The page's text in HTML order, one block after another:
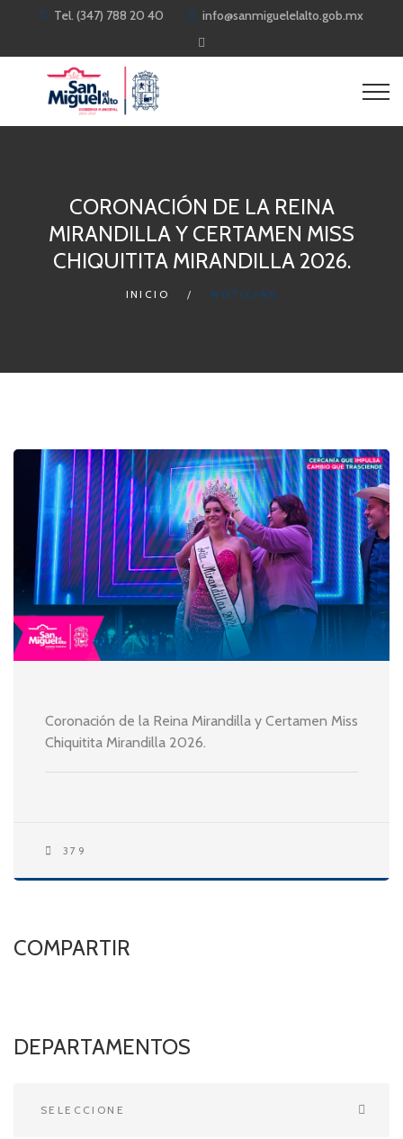
Tel. (347) 788 20 40 info@sanmiguelelalto.gob.mx
CORONACIÓN DE LA REINA
MIRANDILLA Y CERTAMEN MISS
CHIQUITITA MIRANDILLA 2026.
INICIO NOTICIAS
Coronación de la Reina Mirandilla y Certamen Miss
Chiquitita Mirandilla 2026.
379
COMPARTIR
DEPARTAMENTOS